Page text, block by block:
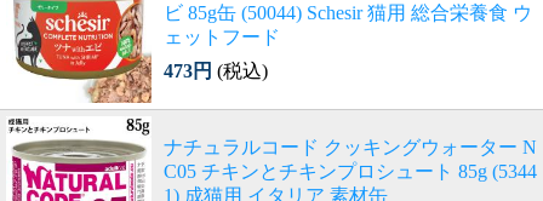
ビ 85g缶 (50044) Schesir 猫用 総合栄養食 ウ
ェットフード
473円 (税込)
ナチュラルコード クッキングウォーター N
C05 チキンとチキンプロシュート 85g (5344
1) 成猫用 イタリア 素材缶